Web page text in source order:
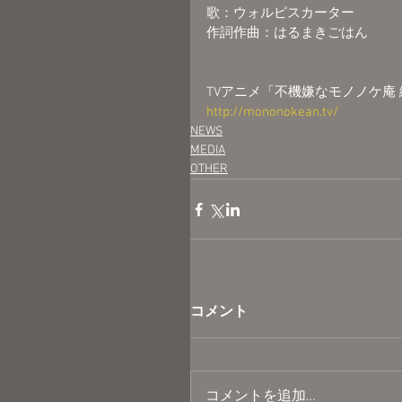
歌：ウォルピスカーター
作詞作曲：はるまきごはん
TVアニメ「不機嫌なモノノケ庵
http://mononokean.tv/
NEWS
MEDIA
OTHER
コメント
コメントを追加…